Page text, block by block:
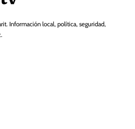
Información local, política, seguridad,